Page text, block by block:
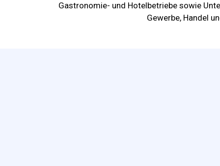
Gastronomie- und Hotelbetriebe sowie
Gewerbe, Handel